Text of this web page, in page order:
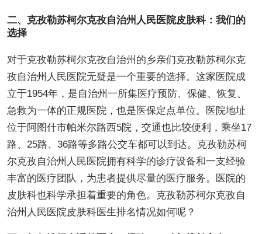
二、克孜勒苏柯尔克孜自治州人民医院皮肤科：我们的
选择
对于克孜勒苏柯尔克孜自治州的乡亲们克孜勒苏柯尔克
孜自治州人民医院无疑是一个重要的选择。这家医院成
立于1954年，是自治州一所集医疗预防、保健、恢复、
急救为一体的正规医院，也是医保定点单位。医院地址
位于阿图什市帕米尔路西5院，交通也比较便利，乘坐17
路、25路、36路等多路公交车都可以到达。克孜勒苏柯
尔克孜自治州人民医院拥有科学的诊疗设备和一支经验
丰富的医疗团队，为患者提供尽量的医疗服务。医院的
皮肤科也科学承担着重要的角色。克孜勒苏柯尔克孜自
治州人民医院皮肤科医生排名情况如何呢？